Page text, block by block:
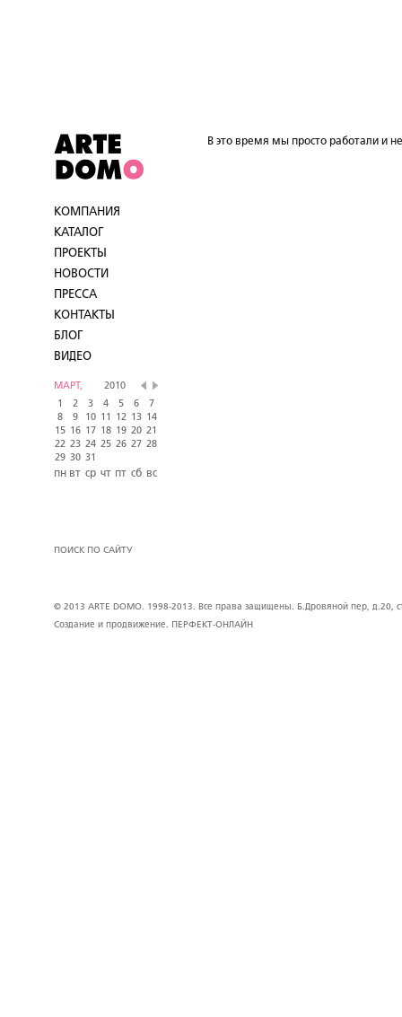
КОМПАНИЯ
КАТАЛОГ
ПРОЕКТЫ
НОВОСТИ
ПРЕССА
КОНТАКТЫ
БЛОГ
ВИДЕО
МАРТ,
2010
1
2 3 4 5 6
7
8
9 10 11 12 13
14
15 16 17 18 19 20 21
22 23 24 25 26 27 28
29 30 31
пн вт ср чт пт сб вс
ПОИСК ПО САЙТУ
В это время мы просто работали и
© 2013 ARTE DOMO. 1998-2013. Все права защищены. Б.Дровяной пер, д.20,
Создание и продвижение.
ПЕРФЕКТ-ОНЛАЙН